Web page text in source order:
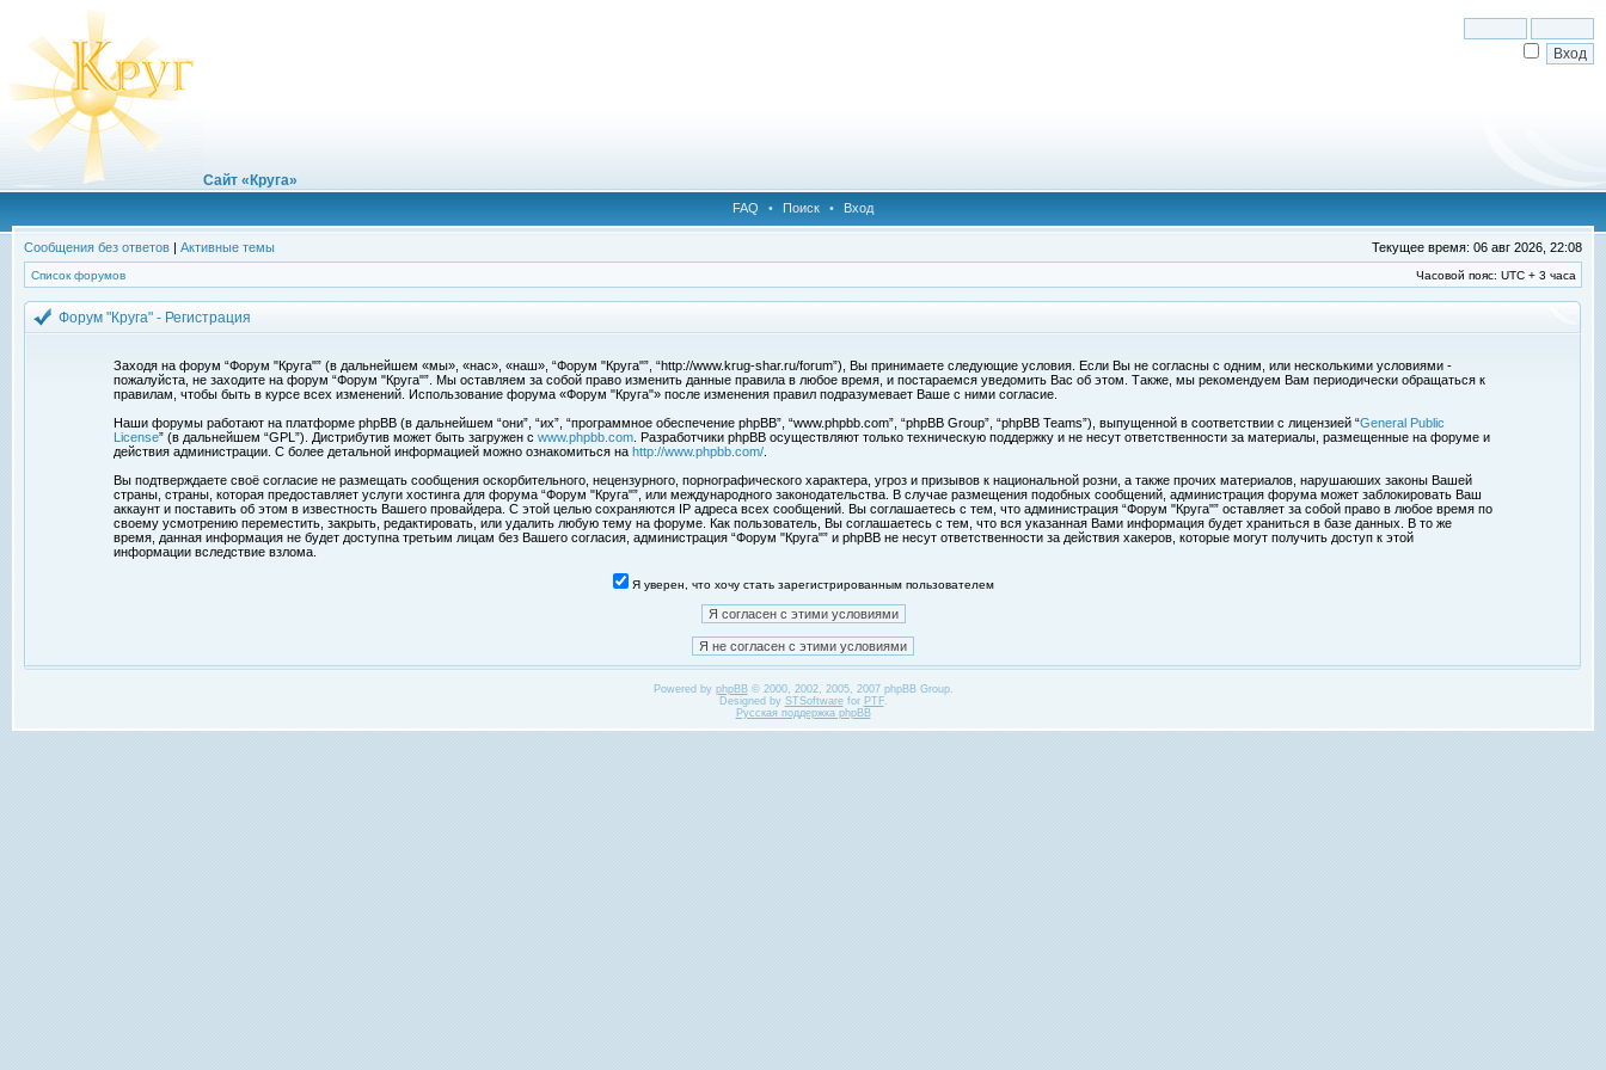
Сайт «Круга»
FAQ • Поиск • Вход
Сообщения без ответов | Активные темы Текущее время: 06 авг 2026, 22:08
Список форумов Часовой пояс: UTC + 3 часа
Форум "Круга" - Регистрация
Заходя на форум “Форум "Круга"” (в дальнейшем «мы», «нас», «наш», “Форум "Круга"”, “http://www.krug-shar.ru/forum”), Вы принимаете следующие условия. Если Вы не согласны с одним, или несколькими условиями -
пожалуйста, не заходите на форум “Форум "Круга"”. Мы оставляем за собой право изменить данные правила в любое время, и постараемся уведомить Вас об этом. Также, мы рекомендуем Вам периодически обращаться к
правилам, чтобы быть в курсе всех изменений. Использование форума «Форум "Круга"» после изменения правил подразумевает Ваше с ними согласие.
Наши форумы работают на платформе phpBB (в дальнейшем “они”, “их”, “программное обеспечение phpBB”, “www.phpbb.com”, “phpBB Group”, “phpBB Teams”), выпущенной в соответствии с лицензией “General Public
License” (в дальнейшем “GPL”). Дистрибутив может быть загружен с www.phpbb.com . Разработчики phpBB осуществляют только техническую поддержку и не несут ответственности за материалы, размещенные на форуме и
действия администрации. С более детальной информацией можно ознакомиться на http://www.phpbb.com/
Вы подтверждаете своё согласие не размещать сообщения оскорбительного, нецензурного, порнографического характера, угроз и призывов к национальной розни, а также прочих материалов, нарушаюших законы Вашей
страны, страны, которая предоставляет услуги хостинга для форума “Форум "Круга"”, или международного законодательства. В случае размещения подобных сообщений, администрация форума может заблокировать Ваш
аккаунт и поставить об этом в известность Вашего провайдера. С этой целью сохраняются IP адреса всех сообщений. Вы соглашаетесь с тем, что администрация “Форум "Круга"” оставляет за собой право в любое время по
своему усмотрению переместить, закрыть, редактировать, или удалить любую тему на форуме. Как пользователь, Вы соглашаетесь с тем, что вся указанная Вами информация будет храниться в базе данных. В то же
время, данная информация не будет доступна третьим лицам без Вашего согласия, администрация “Форум "Круга"” и phpBB не несут ответственности за действия хакеров, которые могут получить доступ к этой
информации вследствие взлома.
Я уверен, что хочу стать зарегистрированным пользователем
Powered by phpBB© 2000, 2002, 2005, 2007 phpBB Group.
Designed by STSoftwarefor PTF.
Русская поддержка phpBB